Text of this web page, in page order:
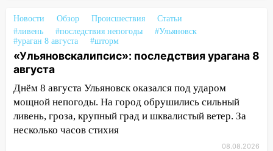
13:54
В мэрии Ульяновска рассказали,
как устраняют последствия мощного
шторма
13:49 Стихия продолжает крушить
Ульяновск: дерево рухнуло на дом на
Орджоникидзе
13:47 На Нижней Террасе мощным
ветром вырвало дерево с корнем
Новости Обзор Происшествия
Статьи
#ливень
#последствия непогоды
#Ульяновск
#ураган 8 августа
#шторм
«Ульяновскалипсис»: последствия урагана 8
августа
Днём 8 августа Ульяновск оказался под ударом
мощной непогоды. На город обрушились сильный
ливень, гроза, крупный град и шквалистый ветер. За
несколько часов стихия
08.08.2026